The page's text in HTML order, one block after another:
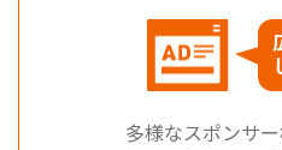
多様なスポンサ